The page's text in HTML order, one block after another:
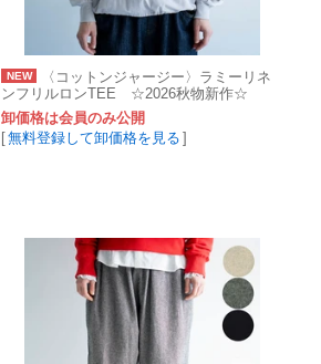
NEW
〈コットンジャージー〉ラミーリネ
ンフリルロンTEE ☆2026秋物新作☆
卸価格は会員のみ公開
[無料登録して卸価格を見る ]